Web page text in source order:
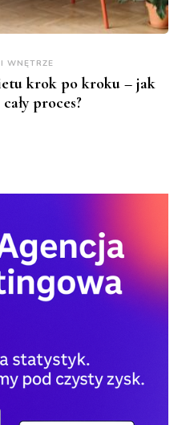
WNĘTRZE
krok po kroku – jak
proces?